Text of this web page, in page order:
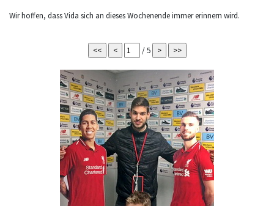
Wir hoffen, dass Vida sich an dieses Wochenende immer erinnern wird.
/ 5